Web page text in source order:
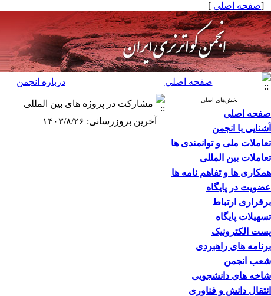
[صفحه اصلی ]
صفحه اصلي درباره انجمن
بخش‌های اصلی
صفحه اصلی
آشنایی با انجمن
تعاملات ملی و توانمندی ها
تعاملات بین المللی
همکاری ها و تفاهم نامه ها
عضویت در پایگاه
برقراری ارتباط
تسهیلات پایگاه
پست الکترونیک
برنامه های راهبردی
شعب انجمن
شاخه های دانشجویی
انتقال دانش و فناوری
مشارکت در پروژه های بین المللی
| آخرین بروزرسانی: ۱۴۰۳/۸/۲۶ |